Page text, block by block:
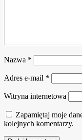
Nazwa *
Adres e-mail *
Witryna internetowa
Zapamiętaj moje
kolejnych komentarzy.